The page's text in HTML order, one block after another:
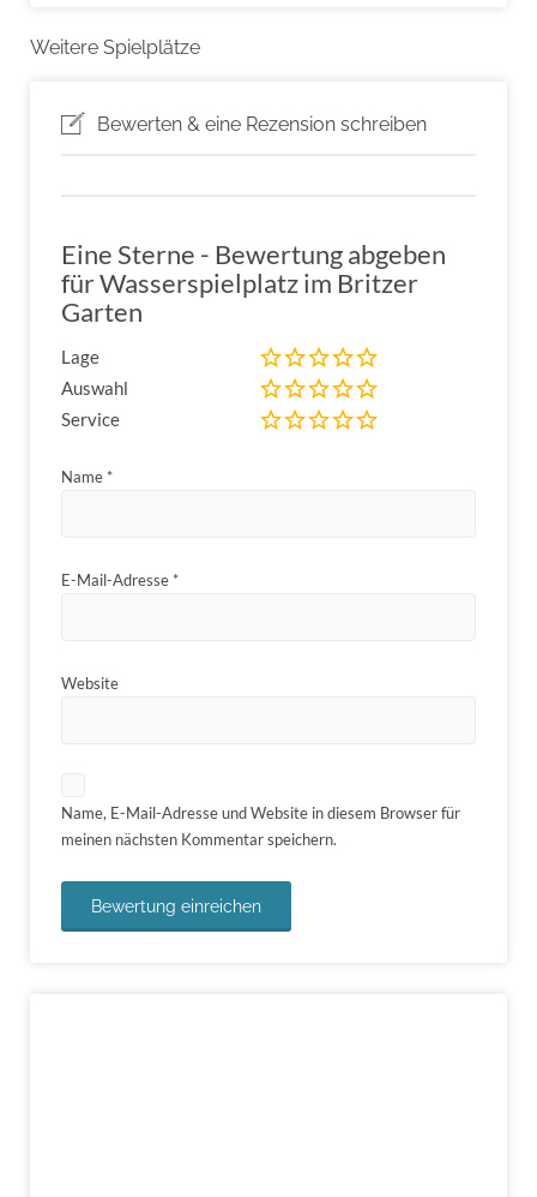
Weitere Spielplätze
Bewerten & eine Rezension schreiben
Eine Sterne - Bewertung abgeben
für Wasserspielplatz im Britzer
Garten
Lage
Auswahl
Service
Name *
E-Mail-Adresse *
Website
Name, E-Mail-Adresse und Website in diesem Browser für
meinen nächsten Kommentar speichern.